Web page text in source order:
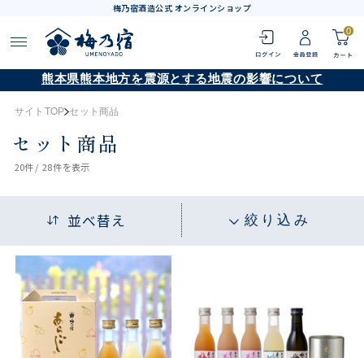
梅乃宿酒造公式 オンラインショップ
0
熊本県熊本地方を震源とする地震の影響について
サイトTOP セット商品
セット商品
20件 / 28件を表示
並べ替え 絞り込み